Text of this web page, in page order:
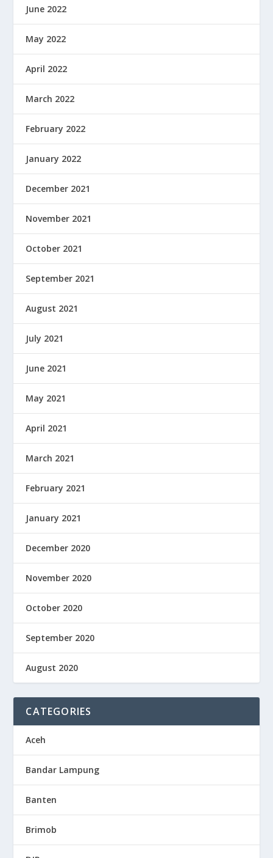
June 2022
May 2022
April 2022
March 2022
February 2022
January 2022
December 2021
November 2021
October 2021
September 2021
August 2021
July 2021
June 2021
May 2021
April 2021
March 2021
February 2021
January 2021
December 2020
November 2020
October 2020
September 2020
August 2020
CATEGORIES
Aceh
Bandar Lampung
Banten
Brimob